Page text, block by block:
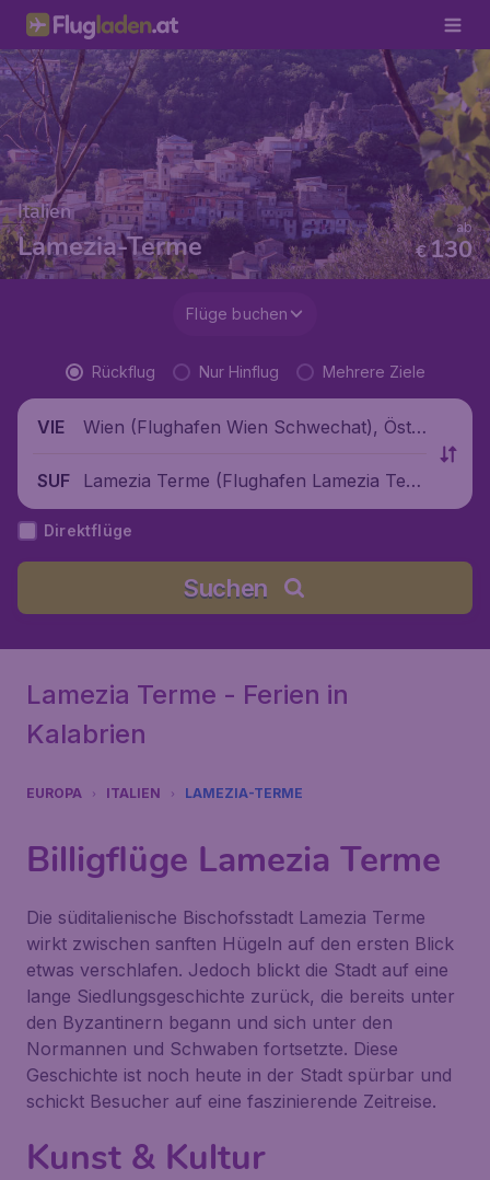
Italien
Lamezia-Terme €130
ab
Flüge buchen
Rückflug Nur Hinflug Mehrere Ziele
VIE
Wien (Flughafen Wien Schwechat), Öste
SUF
Lamezia Terme (Flughafen Lamezia Ter
me), Italien
Direktflüge
Suchen
Lamezia Terme - Ferien in
Kalabrien
EUROPA ITALIEN LAMEZIA-TERME
Billigflüge Lamezia Terme
Die süditalienische Bischofsstadt Lamezia Terme
wirkt zwischen sanften Hügeln auf den ersten Blick
etwas verschlafen. Jedoch blickt die Stadt auf eine
lange Siedlungsgeschichte zurück, die bereits unter
den Byzantinern begann und sich unter den
Normannen und Schwaben fortsetzte. Diese
Geschichte ist noch heute in der Stadt spürbar und
schickt Besucher auf eine faszinierende Zeitreise.
Kunst & Kultur